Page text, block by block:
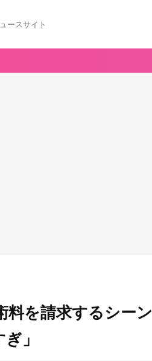
ースサイト
料を請求するシーン
」